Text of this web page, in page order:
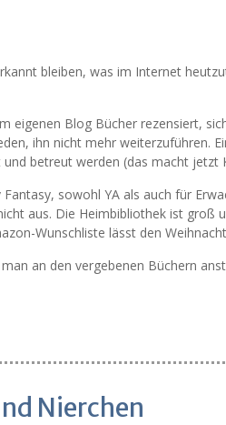
bleiben, was im Internet
eigenen Blog Bücher rezensiert,
ihn nicht mehr weiterzuführen.
und betreut werden (das macht jetzt
sowohl YA als auch für
aus. Die Heimbibliothek ist groß
Wunschliste lässt den
an den vergebenen Büchern
Nierchen